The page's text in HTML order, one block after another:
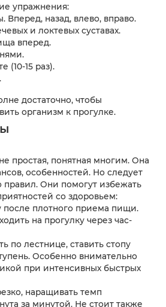
упражнения:
Вперед, назад, влево, вправо.
и локтевых суставах.
вперед.
(10-15 раз).
достаточно, чтобы
организм к прогулке.
простая, понятная многим. Она
особенностей. Но следует
правил. Они помогут избежать
со здоровьем:
после плотного приема пищи.
на прогулку через час-
по лестнице, ставить стопу
Особенно внимательно
при интенсивных быстрых
наращивать темп
за минутой. Не стоит также